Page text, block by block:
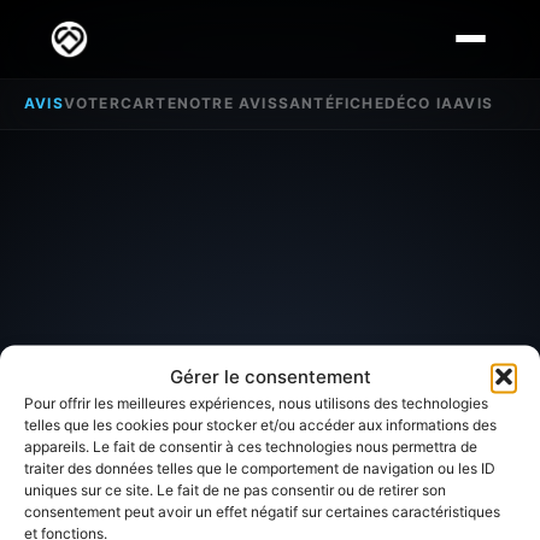
Gérer le consentement
Pour offrir les meilleures expériences, nous utilisons des technologies
telles que les cookies pour stocker et/ou accéder aux informations des
appareils. Le fait de consentir à ces technologies nous permettra de
traiter des données telles que le comportement de navigation ou les ID
uniques sur ce site. Le fait de ne pas consentir ou de retirer son
consentement peut avoir un effet négatif sur certaines caractéristiques
et fonctions.
AVISVOTERCARTENOTRE AVISSANTÉFICHEDÉCO IAAVIS
SECTEUR D'INTÉRÊT